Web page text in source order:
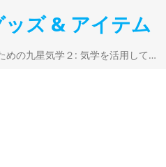
ズ & アイテム
２: 気学を活用して会社を成長させる 役に立つお作法 伊藤翠珠 (著)